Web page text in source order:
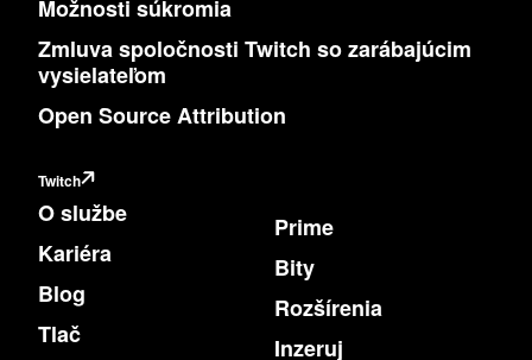
Možnosti súkromia
Zmluva spoločnosti Twitch so zarábajúcim
vysielateľom
Open Source Attribution
Twitch
O službe
Kariéra
Blog
Tlač
Prime
Bity
Rozšírenia
Inzeruj